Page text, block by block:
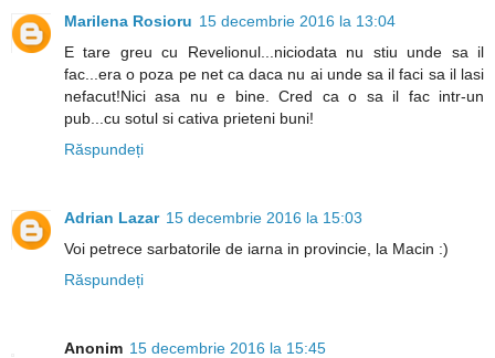
Marilena Rosioru 15 decembrie 2016 la 13:04
E tare greu cu Revelionul...niciodata nu stiu unde sa il
fac...era o poza pe net ca daca nu ai unde sa il faci sa il lasi
nefacut!Nici asa nu e bine. Cred ca o sa il fac intr-un
pub...cu sotul si cativa prieteni buni!
Răspundeți
Adrian Lazar 15 decembrie 2016 la 15:03
Voi petrece sarbatorile de iarna in provincie, la Macin :)
Răspundeți
Anonim 15 decembrie 2016 la 15:45